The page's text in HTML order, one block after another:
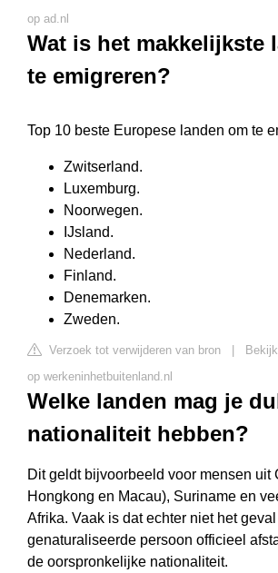
op ad.nl
Wat is het makkelijkste
te emigreren?
Top 10 beste Europese landen om te
Zwitserland.
Luxemburg.
Noorwegen.
IJsland.
Nederland.
Finland.
Denemarken.
Zweden.
Verzoek tot verwijderen van bron
op werkeninhetbuitenland.nl
Welke landen mag je
nationaliteit hebben?
Dit geldt bijvoorbeeld voor mensen uit
Hongkong en Macau), Suriname en
Afrika. Vaak is dat echter niet het
genaturaliseerde persoon officieel
de oorspronkelijke nationaliteit.